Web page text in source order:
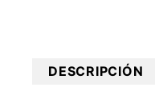
DESCRIPCIÓN